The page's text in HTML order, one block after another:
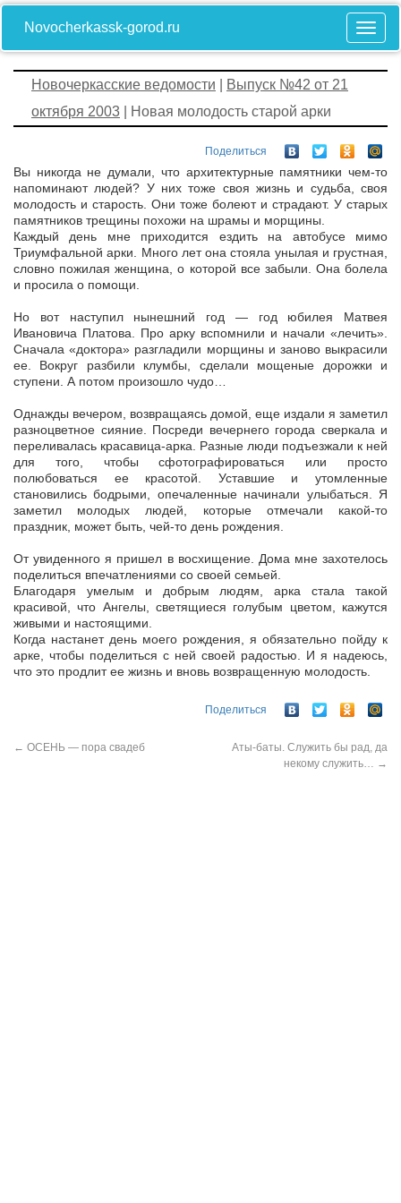
Novocherkassk-gorod.ru
Новочеркасские ведомости
Выпуск №42 от 21
октября 2003 | Новая молодость старой арки
Поделиться
Вы никогда не думали, что архитектурные памятники чем-то
напоминают людей? У них тоже своя жизнь и судьба, своя
молодость и старость. Они тоже болеют и страдают. У старых
памятников трещины похожи на шрамы и морщины.
Каждый день мне приходится ездить на автобусе мимо
Триумфальной арки. Много лет она стояла унылая и грустная,
словно пожилая женщина, о которой все забыли. Она болела
и просила о помощи.
Но вот наступил нынешний год — год юбилея Матвея
Ивановича Платова. Про арку вспомнили и начали «лечить».
Сначала «доктора» разгладили морщины и заново выкрасили
ее. Вокруг разбили клумбы, сделали мощеные дорожки и
ступени. А потом произошло чудо…
Однажды вечером, возвращаясь домой, еще издали я заметил
разноцветное сияние. Посреди вечернего города сверкала и
переливалась красавица-арка. Разные люди подъезжали к ней
для того, чтобы сфотографироваться или просто
полюбоваться ее красотой. Уставшие и утомленные
становились бодрыми, опечаленные начинали улыбаться. Я
заметил молодых людей, которые отмечали какой-то
праздник, может быть, чей-то день рождения.
От увиденного я пришел в восхищение. Дома мне захотелось
поделиться впечатлениями со своей семьей.
Благодаря умелым и добрым людям, арка стала такой
красивой, что Ангелы, светящиеся голубым цветом, кажутся
живыми и настоящими.
Когда настанет день моего рождения, я обязательно пойду к
арке, чтобы поделиться с ней своей радостью. И я надеюсь,
что это продлит ее жизнь и вновь возвращенную молодость.
Поделиться
← ОСЕНЬ — пора свадеб
Аты-баты. Служить бы рад, да
некому служить…
→